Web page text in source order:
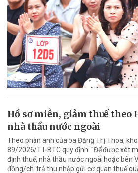
Hồ sơ miễn, giảm thuế theo
nhà thầu nước ngoài
Theo phản ánh của bà Đặng Thị Thoa,
89/2026/TT-BTC quy định: "Để được xét
định thuế, nhà thầu nước ngoài hoặc bên
đồng/chi trả thu nhập gửi cơ quan thuế